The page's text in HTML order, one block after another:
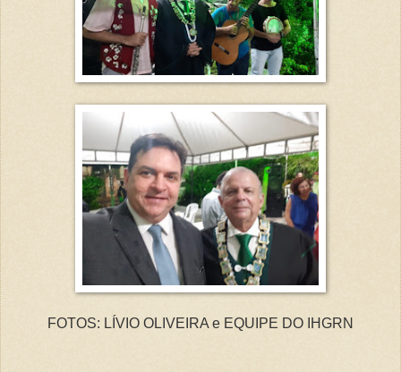
FOTOS: LÍVIO OLIVEIRA e EQUIPE DO IHGRN